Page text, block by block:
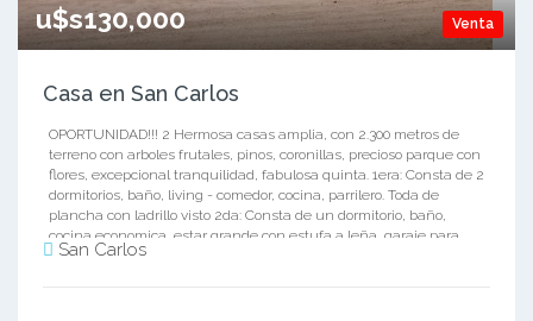
Venta
u$s130,000
Casa en San Carlos
OPORTUNIDAD!!! 2 Hermosa casas amplia, con 2.300 metros de
terreno con arboles frutales, pinos, coronillas, precioso parque con
flores, excepcional tranquilidad, fabulosa quinta. 1era: Consta de 2
dormitorios, baño, living - comedor, cocina, parrilero. Toda de
plancha con ladrillo visto 2da: Consta de un dormitorio, baño,
cocina economica, estar grande con estufa a leña, garaje para
dos vehiculos. Techo liviano. No dude en contactarnos 099157109 -
San Carlos